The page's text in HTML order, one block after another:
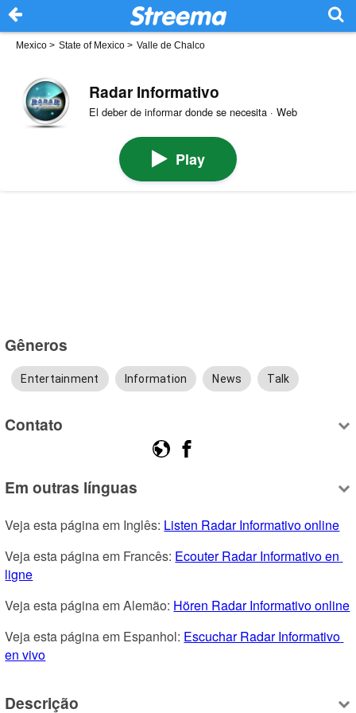
Mexico > State of Mexico > Valle de Chalco
Radar Informativo
El deber de informar donde se necesita · Web
Play
Gêneros
Entertainment Information News Talk
Contato
Em outras línguas
Veja esta página em Inglês: Listen Radar Informativo online
Veja esta página em Francês: Ecouter Radar Informativo en
ligne
Veja esta página em Alemão: Hören Radar Informativo online
Veja esta página em Espanhol: Escuchar Radar Informativo
en vivo
Descrição